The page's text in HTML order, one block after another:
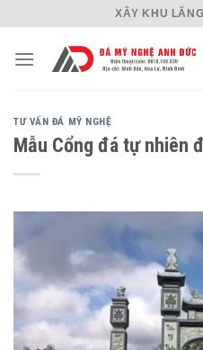
content
XÂY KHU
TƯ VẤN ĐÁ MỸ NGHỆ
Mẫu Cổng đá tự nhiên